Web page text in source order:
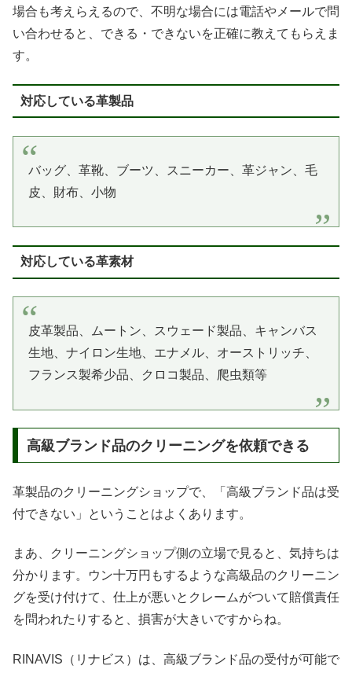
場合も考えらえるので、不明な場合には電話やメールで問
い合わせると、できる・できないを正確に教えてもらえま
す。
対応している革製品
バッグ、革靴、ブーツ、スニーカー、革ジャン、毛
皮、財布、小物
対応している革素材
皮革製品、ムートン、スウェード製品、キャンバス
生地、ナイロン生地、エナメル、オーストリッチ、
フランス製希少品、クロコ製品、爬虫類等
高級ブランド品のクリーニングを依頼できる
革製品のクリーニングショップで、「高級ブランド品は受
付できない」ということはよくあります。
まあ、クリーニングショップ側の立場で見ると、気持ちは
分かります。ウン十万円もするような高級品のクリーニン
グを受け付けて、仕上が悪いとクレームがついて賠償責任
を問われたりすると、損害が大きいですからね。
RINAVIS（リナビス）は、高級ブランド品の受付が可能で